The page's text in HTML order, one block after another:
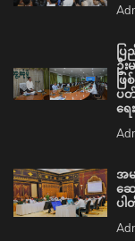
ပ
ဦး
ဖြ
ပ
ရ
အမ
ဆေ
ပါ